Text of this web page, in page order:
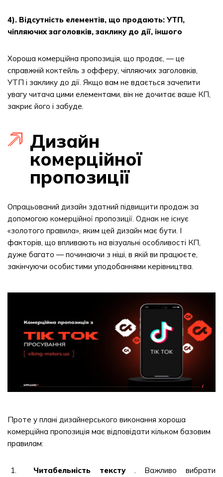
4). Відсутність елементів, що продають: УТП,
чіпляючих заголовків, заклику до дії, іншого
Хороша комерційна пропозиція, що продає, — це
справжній коктейль з офферу, чіпляючих заголовків,
УТП і заклику до дії. Якщо вам не вдається зачепити
увагу читача цими елементами, він не дочитає ваше КП,
закриє його і забуде.
Дизайн
комерційної
пропозиції
Опрацьований дизайн здатний підвищити продаж за
допомогою комерційної пропозиції. Однак не існує
«золотого правила», яким цей дизайн має бути. І
факторів, що впливають на візуальні особливості КП,
дуже багато — починаючи з ніші, в якій ви працюєте,
закінчуючи особистими уподобаннями керівництва.
Проте у плані дизайнерського виконання хороша
комерційна пропозиція має відповідати кільком базовим
правилам:
Читабельність тексту. Важливо вибрати